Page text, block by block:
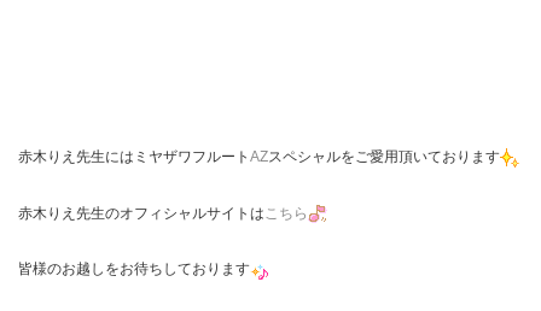
赤木りえ先生にはミヤザワフルート AZスペシャルをご愛用頂いております
赤木りえ先生のオフィシャルサイトは こちら
皆様のお越しをお待ちしております